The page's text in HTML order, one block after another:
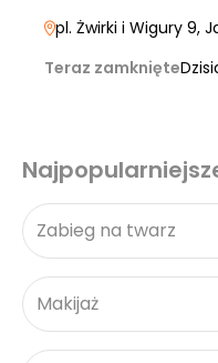
pl. Żwirki i Wigury 9,
Teraz zamknięte
Zabieg na twarz
Makijaż